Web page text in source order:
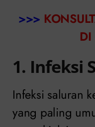
>>>
1. Infeksi
Infeksi saluran
yang paling